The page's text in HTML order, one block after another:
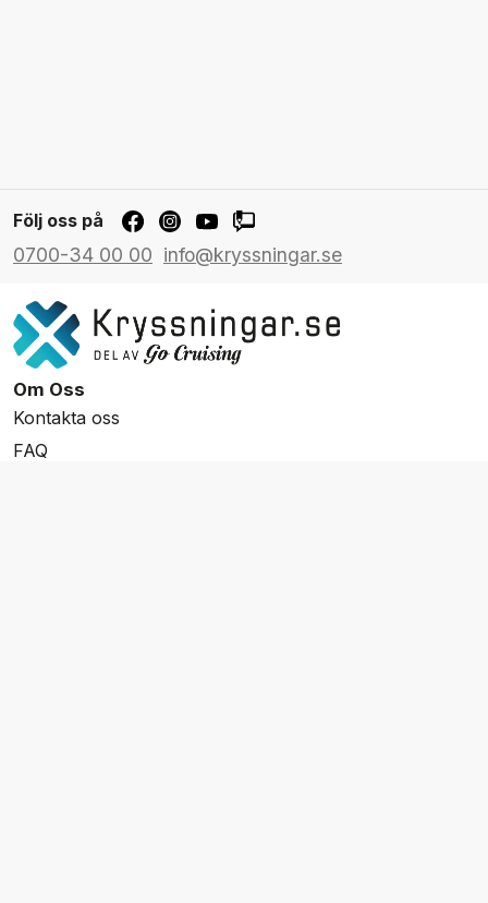
Följ oss på
0700-34 00 00 info@kryssningar.se
Om Oss
Kontakta oss
FAQ